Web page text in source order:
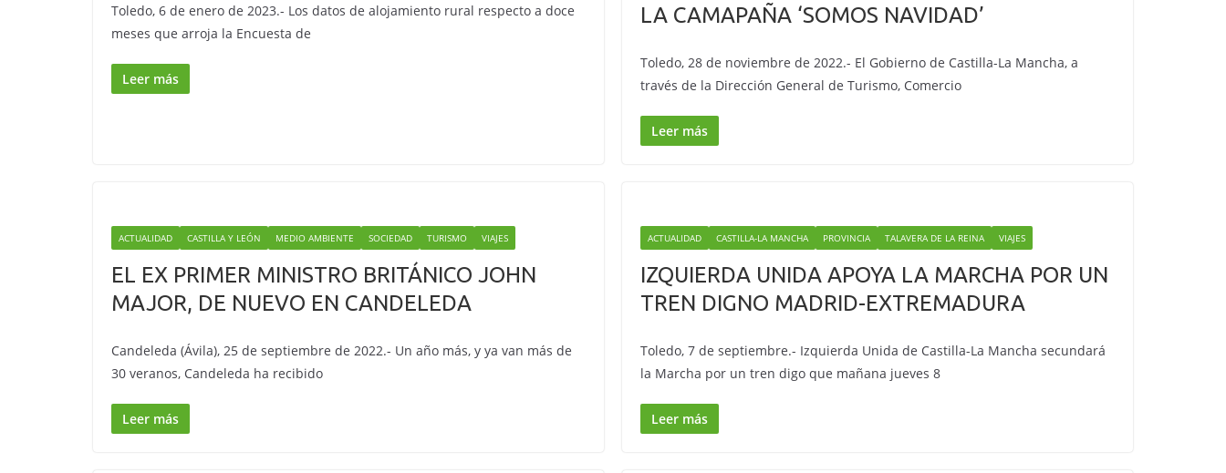
Toledo, 6 de enero de 2023.- Los datos de alojamiento rural respecto a doce
meses que arroja la Encuesta de
Leer más
LA CAMAPAÑA ‘SOMOS NAVIDAD’
Toledo, 28 de noviembre de 2022.- El Gobierno de Castilla-La Mancha, a
través de la Dirección General de Turismo, Comercio
Leer más
ACTUALIDAD CASTILLA Y LEÓN MEDIO AMBIENTE SOCIEDAD TURISMO VIAJES
EL EX PRIMER MINISTRO BRITÁNICO JOHN
MAJOR, DE NUEVO EN CANDELEDA
Candeleda (Ávila), 25 de septiembre de 2022.- Un año más, y ya van más de
30 veranos, Candeleda ha recibido
Leer más
ACTUALIDAD CASTILLA-LA MANCHA PROVINCIA TALAVERA DE LA REINA VIAJES
IZQUIERDA UNIDA APOYA LA MARCHA POR UN
TREN DIGNO MADRID-EXTREMADURA
Toledo, 7 de septiembre.- Izquierda Unida de Castilla-La Mancha secundará
la Marcha por un tren digo que mañana jueves 8
Leer más